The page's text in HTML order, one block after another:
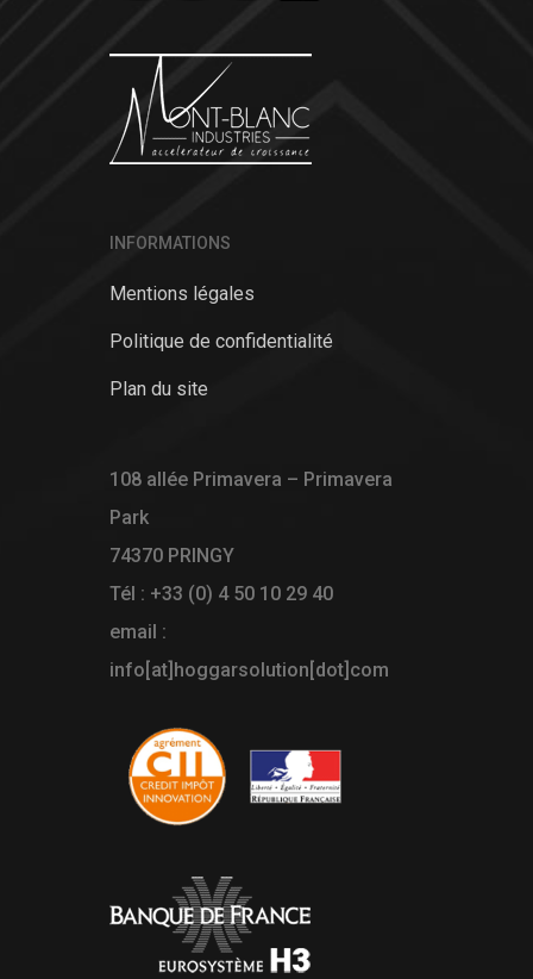
INFORMATIONS
Mentions légales
Politique de confidentialité
Plan du site
108 allée Primavera – Primavera
Park
74370 PRINGY
Tél : +33 (0) 4 50 10 29 40
email :
info[at]hoggarsolution[dot]com